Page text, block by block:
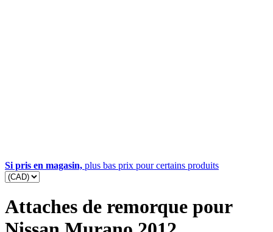
Si pris en magasin, plus bas prix pour certains produits
Attaches de remorque pour